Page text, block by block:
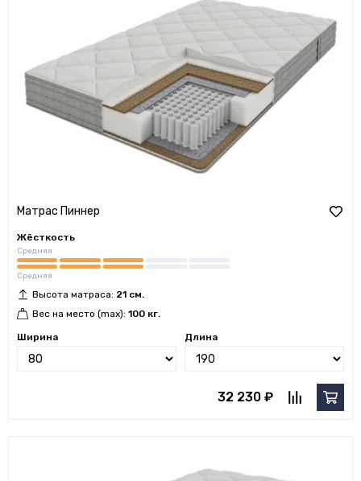
Матрас Пиннер
Жёсткость
Средняя
Средняя
Высота матраса: 21 см.
Вес на место (max): 100 кг.
Ширина Длина
32 230 ₽